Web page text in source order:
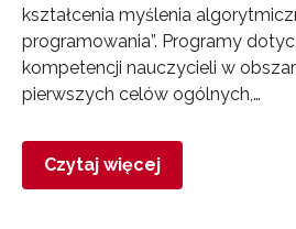
kształcenia myślenia
programowania”. Programy
kompetencji nauczycieli w
pierwszych celów ogólnych,…
Czytaj więcej